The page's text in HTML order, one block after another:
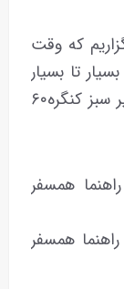
که وقت
تا بسیار
آموزش گرفتیم. الهی که همیشه در مسیر سبز کنگره۶۰
همسفر
همسفر